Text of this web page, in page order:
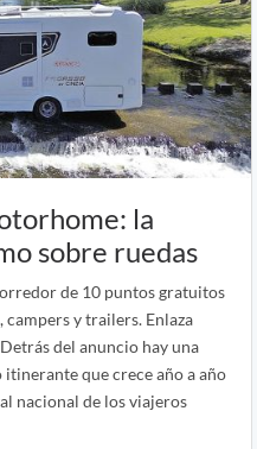
la
sobre ruedas
de 10 puntos gratuitos
campers y trailers. Enlaza
del anuncio hay una
que crece año a año
nacional de los viajeros